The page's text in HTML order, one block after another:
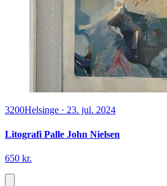
3200Helsinge · 23. jul. 2024
Litografi Palle John Nielsen
650 kr.